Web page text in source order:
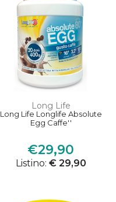
Long Life
Long Life Longlife Absolute
Egg Caffe''
€29,90
Listino: € 29,90